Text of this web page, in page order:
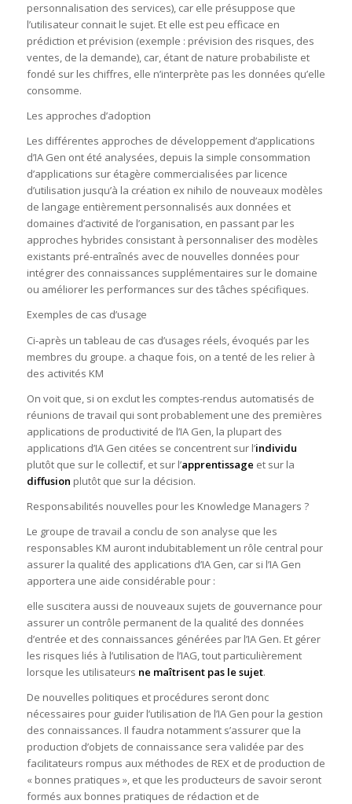
personnalisation des services), car elle présuppose que
l’utilisateur connait le sujet.​ Et elle est peu efficace en
prédiction et prévision (exemple : prévision des risques, des
ventes, de la demande), car, étant de nature probabiliste et
fondé sur les chiffres, elle n’interprète pas les données qu’elle
consomme.
Les approches d’adoption
Les différentes approches de développement d’applications
d’IA Gen ont été analysées, depuis la simple consommation
d’applications sur étagère commercialisées par licence
d’utilisation jusqu’à la création ex nihilo de nouveaux modèles
de langage entièrement personnalisés aux données et
domaines d’activité de l’organisation, en passant par les
approches hybrides consistant à personnaliser des modèles
existants pré-entraînés avec de nouvelles données pour
intégrer des connaissances supplémentaires sur le domaine
ou améliorer les performances sur des tâches spécifiques.
Exemples de cas d’usage
Ci-après un tableau de cas d’usages réels, évoqués par les
membres du groupe. a chaque fois, on a tenté de les relier à
des activités KM
On voit que, si on exclut les comptes-rendus automatisés de
réunions de travail qui sont probablement une des premières
applications de productivité de l’IA Gen, la plupart des
applications d’IA Gen citées se concentrent sur l’individu
plutôt que sur le collectif, et sur l’apprentissage et sur la
diffusion plutôt que sur la décision.
Responsabilités nouvelles pour les Knowledge Managers ?
Le groupe de travail a conclu de son analyse que les
responsables KM auront indubitablement un rôle central pour
assurer la qualité des applications d’IA Gen, car si l’IA Gen
apportera une aide considérable pour :
elle suscitera aussi de nouveaux sujets de gouvernance pour
assurer un contrôle permanent de la qualité des données
d’entrée et des connaissances générées par l’IA Gen.​ Et gérer
les risques liés à l’utilisation de l’IAG, tout particulièrement
lorsque les utilisateurs ne maîtrisent pas le sujet.​
De nouvelles politiques et procédures seront donc
nécessaires pour guider l’utilisation de l’IA Gen pour la gestion
des connaissances. Il faudra notamment s’assurer que la
production d’objets de connaissance sera validée par des
facilitateurs rompus aux méthodes de REX et de production de
« bonnes pratiques », et que les producteurs de savoir seront
formés aux bonnes pratiques de rédaction et de